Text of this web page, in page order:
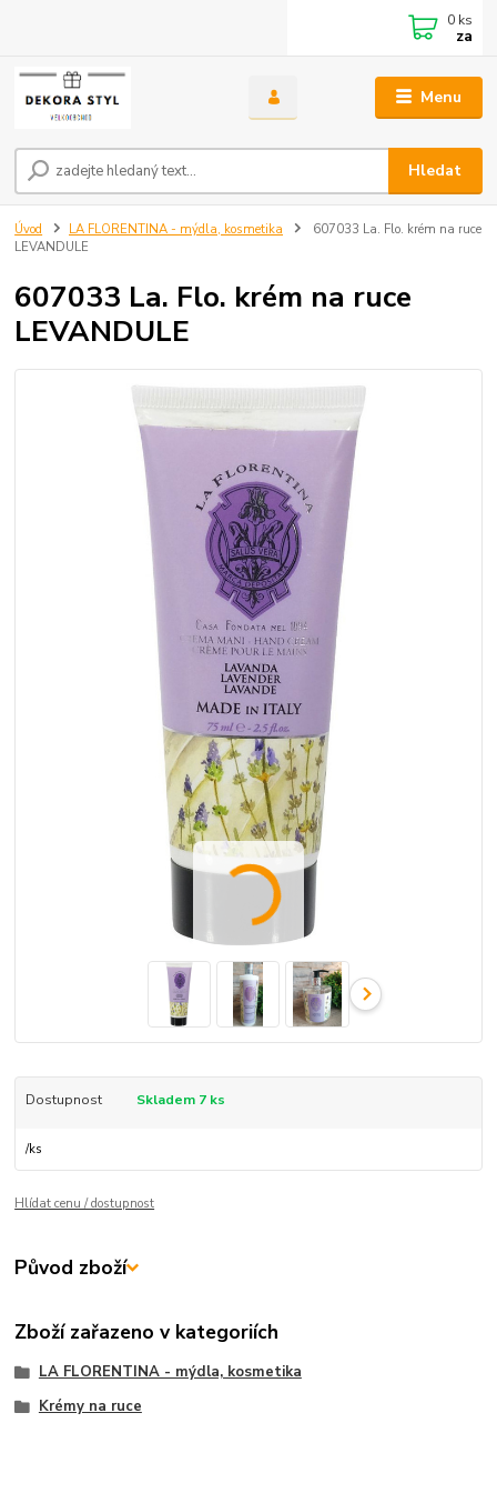
Menu
Hledat
0 ks
za
Úvod LA FLORENTINA - mýdla, kosmetika
607033 La. Flo. krém na ruce
LEVANDULE
607033 La. Flo. krém na ruce
LEVANDULE
Dostupnost Skladem 7 ks
/ks
Hlídat cenu / dostupnost
Původ zboží
Zboží zařazeno v kategoriích
LA FLORENTINA - mýdla, kosmetika
Krémy na ruce